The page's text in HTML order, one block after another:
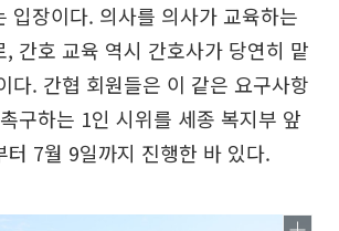
입장이다. 의사를 의사가 교육하는
, 간호 교육 역시 간호사가 당연히 맡
다. 간협 회원들은 이 같은 요구사항
구하는 1인 시위를 세종 복지부 앞
터 7월 9일까지 진행한 바 있다.